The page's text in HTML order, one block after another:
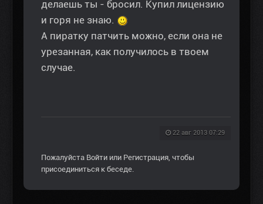
делаешь ты - бросил. Купил лицензию
и горя не знаю.
А пиратку патчить можно, если она не
урезанная, как получилось в твоем
случае.
22 авг 2013 07:29
Пожалуйста Войти или Регистрация , чтобы
присоединиться к беседе.